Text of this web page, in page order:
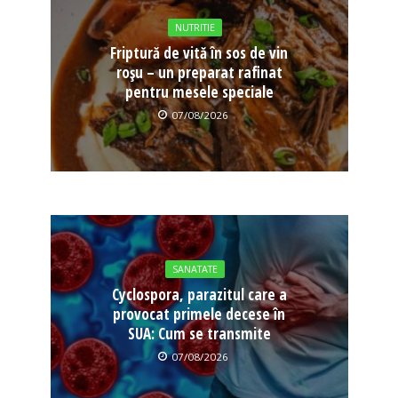
NUTRITIE
Friptură de vită în sos de vin
roșu – un preparat rafinat
pentru mesele speciale
07/08/2026
SANATATE
Cyclospora, parazitul care a
provocat primele decese în
SUA: Cum se transmite
07/08/2026